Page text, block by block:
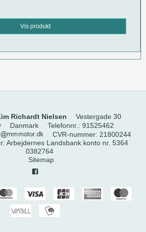
Vis produkt
Richardt Nielsen
Vestergade 30
Danmark Telefonnr. : 91525462
CVR-nummer: 21800244
: Arbejdernes Landsbank konto nr. 5364
0382764
Sitemap